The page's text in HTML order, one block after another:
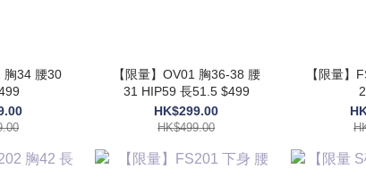
胸34 腰30
【限量】OV01 胸36-38 腰
31 HIP59 長51.5 $499
HK$299.00
HK$499.00
【限量】